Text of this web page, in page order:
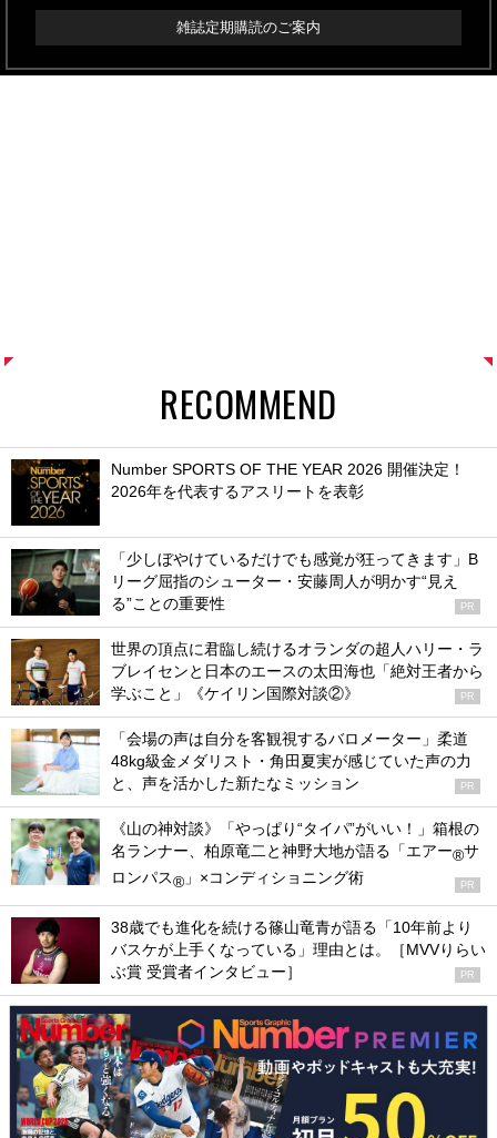
雑誌定期購読のご案内
RECOMMEND
Number SPORTS OF THE YEAR 2026 開催決定！
2026年を代表するアスリートを表彰
「少しぼやけているだけでも感覚が狂ってきます」B
リーグ屈指のシューター・安藤周人が明かす“見え
る”ことの重要性
PR
世界の頂点に君臨し続けるオランダの超人ハリー・ラ
ブレイセンと日本のエースの太田海也「絶対王者から
学ぶこと」《ケイリン国際対談②》
PR
「会場の声は自分を客観視するバロメーター」柔道
48kg級金メダリスト・角田夏実が感じていた声の力
と、声を活かした新たなミッション
PR
《山の神対談》「やっぱり“タイパ”がいい！」箱根の
名ランナー、柏原竜二と神野大地が語る「エアー®サ
ロンパス® 」×コンディショニング術 PR
38歳でも進化を続ける篠山竜青が語る「10年前より
バスケが上手くなっている」理由とは。［MVVりらい
ぶ賞 受賞者インタビュー］
PR